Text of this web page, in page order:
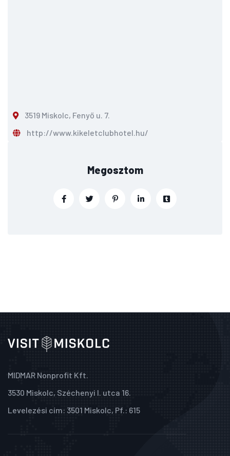
3519 Miskolc, Fenyő u. 7.
http://www.kikeletclubhotel.hu/
Megosztom
MIDMAR Nonprofit Kft.
3530 Miskolc, Széchenyi I. utca 16.
Levelezési cím: 3501 Miskolc, Pf.: 615